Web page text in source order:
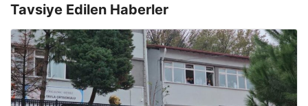
Tavsiye Edilen Haberler